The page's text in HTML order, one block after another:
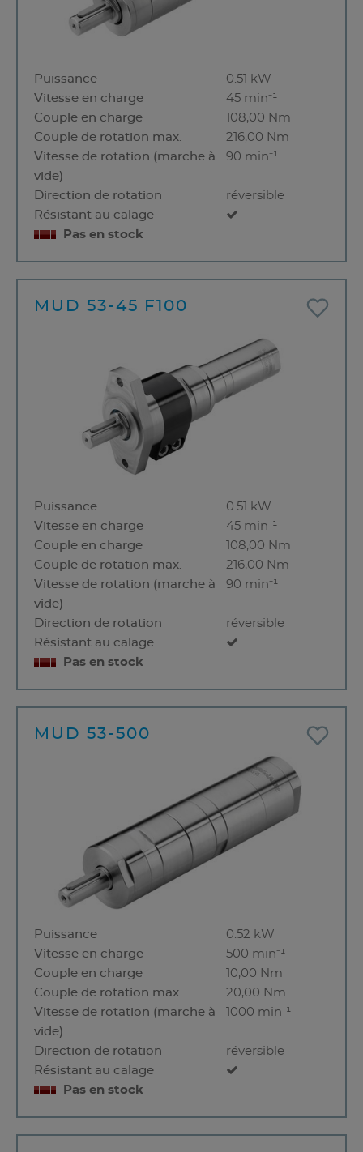
Puissance
0.51 kW
Vitesse en charge
45 min⁻¹
Couple en charge
108,00 Nm
Couple de rotation max.
216,00 Nm
Vitesse de rotation (marche à
vide)
90 min⁻¹
Direction de rotation
réversible
Résistant au calage
Pas en stock
MUD 53-45 F100
Puissance
0.51 kW
Vitesse en charge
45 min⁻¹
Couple en charge
108,00 Nm
Couple de rotation max.
216,00 Nm
Vitesse de rotation (marche à
vide)
90 min⁻¹
Direction de rotation
réversible
Résistant au calage
Pas en stock
MUD 53-500
Puissance
0.52 kW
Vitesse en charge
500 min⁻¹
Couple en charge
10,00 Nm
Couple de rotation max.
20,00 Nm
Vitesse de rotation (marche à
vide)
1000 min⁻¹
Direction de rotation
réversible
Résistant au calage
Pas en stock